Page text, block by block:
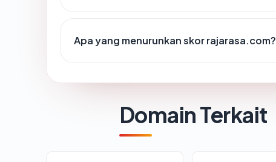
Apa yang menurunkan skor rajarasa.com?
Domain Terkait